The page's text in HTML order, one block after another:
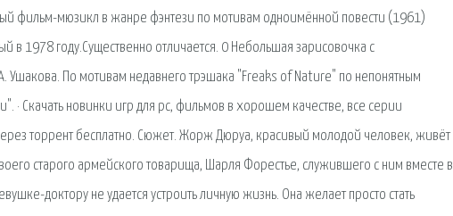
фильм-мюзикл в жанре фэнтези по мотивам одноимённой повести (1961)
в 1978 году.Существенно отличается. 0 Небольшая зарисовочка с
По мотивам недавнего трэшака "Freaks of Nature" по непонятным
· Скачать новинки игр для pc, фильмов в хорошем качестве, все серии
торрент бесплатно. Сюжет. Жорж Дюруа, красивый молодой человек, живёт
старого армейского товарища, Шарля Форестье, служившего с ним вместе в
доктору не удается устроить личную жизнь. Она желает просто стать